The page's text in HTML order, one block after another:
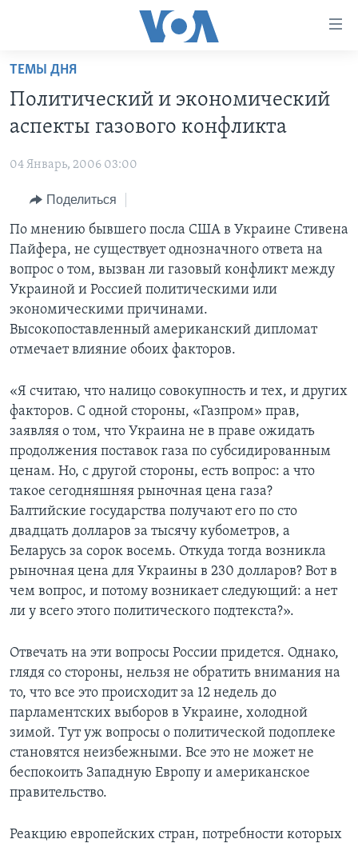
Перейти
основной
контент
навигации
Перейти
поиск
НОВОСТИ ЗА МИНУТУ
ИТОГИ
ПОЧЕМУ ЭТО ВАЖНО?
ДИСКУССИЯ VOA
ДЕТАЛИ
НЬЮ-ЙОРК NEW YORK
АМЕРИКА. БОЛЬШОЕ ПУТЕШЕСТВИЕ
УЧИМ АНГЛИЙСКИЙ
НАША АМЕРИКАНСКАЯ ИСТОРИЯ
А КАК В АМЕРИКЕ?
АРТЕФАКТЫ
АМЕРИКАНСКИЕ ГОРОДКИ
ТЕСТЫ
ЭКСПЕРТИЗА
ИНТЕРВЬЮ
ФАКТЫ ПРОТИВ ФЕЙКОВ
ЗА СВОБОДУ ПРЕССЫ
УЧИМ АНГЛИЙСКИЙ
ВИДЕО
ПОДПИСКА НА НОВОСТИ
Learning English
СОЦИАЛЬНЫЕ СЕТИ
Языки
ТЕМЫ ДНЯ
Политический и экономический
аспекты газового конфликта
04 Январь, 2006 03:00
Поделиться
По мнению бывшего посла США в Украине Стивена
Пайфера, не существует однозначного ответа на
вопрос о том, вызван ли газовый конфликт между
Украиной и Россией политическими или
экономическими причинами.
Высокопоставленный американский дипломат
отмечает влияние обоих факторов.
«Я считаю, что налицо совокупность и тех, и других
факторов. С одной стороны, «Газпром» прав,
заявляя о том, что Украина не в праве ожидать
продолжения поставок газа по субсидированным
ценам. Но, с другой стороны, есть вопрос: а что
такое сегодняшняя рыночная цена газа?
Балтийские государства получают его по сто
двадцать долларов за тысячу кубометров, а
Беларусь за сорок восемь. Откуда тогда возникла
рыночная цена для Украины в 230 долларов? Вот в
чем вопрос, и потому возникает следующий: а нет
ли у всего этого политического подтекста?».
Отвечать на эти вопросы России придется. Однако,
глядя со стороны, нельзя не обратить внимания на
то, что все это происходит за 12 недель до
парламентских выборов в Украине, холодной
зимой. Тут уж вопросы о политической подоплеке
становятся неизбежными. Все это не может не
беспокоить Западную Европу и американское
правительство.
Реакцию европейских стран, потребности которых